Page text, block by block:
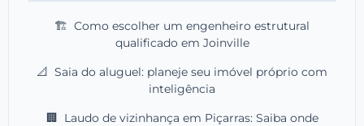
🏗️ Como escolher um engenheiro estrutural
qualificado em Joinville
📐 Saia do aluguel: planeje seu imóvel próprio com
inteligência
🏢 Laudo de vizinhança em Piçarras: Saiba onde